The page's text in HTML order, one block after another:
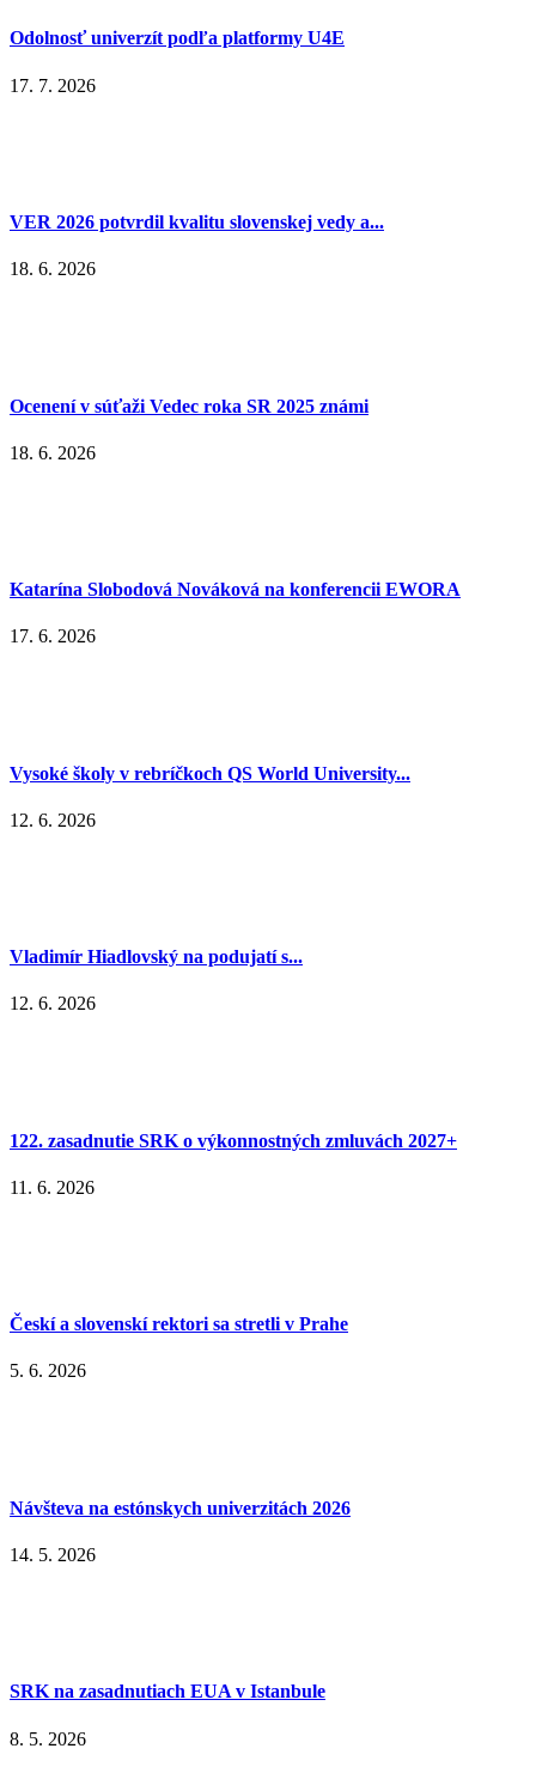
Odolnosť univerzít podľa platformy U4E
17. 7. 2026
VER 2026 potvrdil kvalitu slovenskej vedy a...
18. 6. 2026
Ocenení v súťaži Vedec roka SR 2025 známi
18. 6. 2026
Katarína Slobodová Nováková na konferencii EWORA
17. 6. 2026
Vysoké školy v rebríčkoch QS World University...
12. 6. 2026
Vladimír Hiadlovský na podujatí s...
12. 6. 2026
122. zasadnutie SRK o výkonnostných zmluvách 2027+
11. 6. 2026
Českí a slovenskí rektori sa stretli v Prahe
5. 6. 2026
Návšteva na estónskych univerzitách 2026
14. 5. 2026
SRK na zasadnutiach EUA v Istanbule
8. 5. 2026